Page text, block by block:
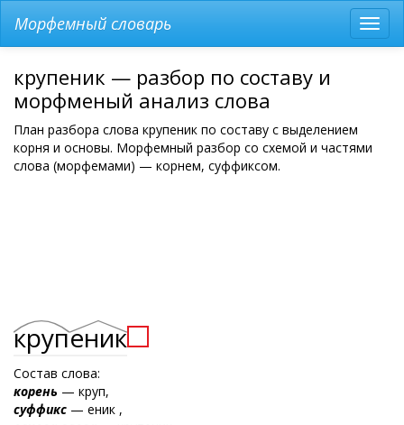
меню
Морфемный словарь
крупеник — разбор по составу и
морфменый анализ слова
План разбора слова крупеник по составу с выделением
корня и основы. Морфемный разбор со схемой и частями
слова (морфемами) — корнем, суффиксом.
крупеник
Состав слова:
корень — круп,
суффикс — еник ,